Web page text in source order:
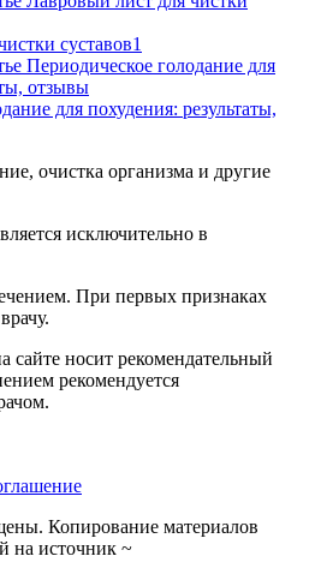
суставов1
для похудения: результаты,
исключительно в
При первых признаках
носит рекомендательный
рекомендуется
Копирование материалов
на источник ~